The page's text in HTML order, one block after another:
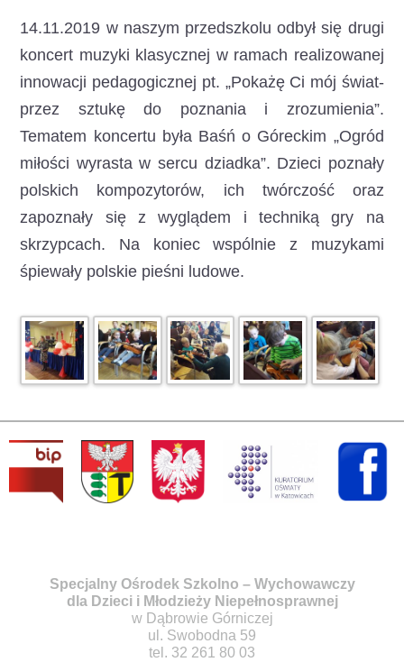
14.11.2019 w naszym przedszkolu odbył się drugi
koncert muzyki klasycznej w ramach realizowanej
innowacji pedagogicznej pt. „Pokażę Ci mój świat-
przez sztukę do poznania i zrozumienia”.
Tematem koncertu była Baśń o Góreckim „Ogród
miłości wyrasta w sercu dziadka”. Dzieci poznały
polskich kompozytorów, ich twórczość oraz
zapoznały się z wyglądem i techniką gry na
skrzypcach. Na koniec wspólnie z muzykami
śpiewały polskie pieśni ludowe.
Specjalny Ośrodek Szkolno – Wychowawczy
dla Dzieci i Młodzieży Niepełnosprawnej
w Dąbrowie Górniczej
ul. Swobodna 59
tel. 32 261 80 03